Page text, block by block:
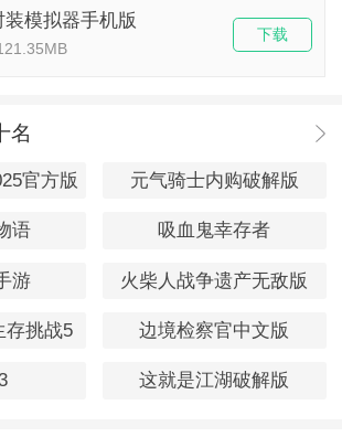
装模拟器手机版
下载
名
官方版 元气骑士内购破解版
语 吸血鬼幸存者
游 火柴人战争遗产无敌版
存挑战5 边境检察官中文版
这就是江湖破解版